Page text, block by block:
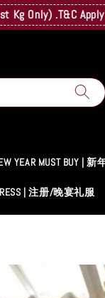
.T&C Apply !
YEAR MUST BUY |
| 注册/晚宴礼服